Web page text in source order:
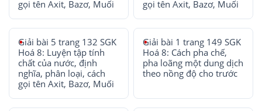
gọi tên Axit, Bazơ, Muối
gọi tên Axit, Bazơ, Muối
Giải bài 5 trang 132 SGK
Hoá 8: Luyện tập tính
chất của nước, định
nghĩa, phân loại, cách
gọi tên Axit, Bazơ, Muối
Giải bài 1 trang 149 SGK
Hoá 8: Cách pha chế,
pha loãng một dung dịch
theo nồng độ cho trước